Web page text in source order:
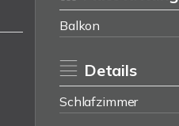
Balkon
Details
Schlafzimmer